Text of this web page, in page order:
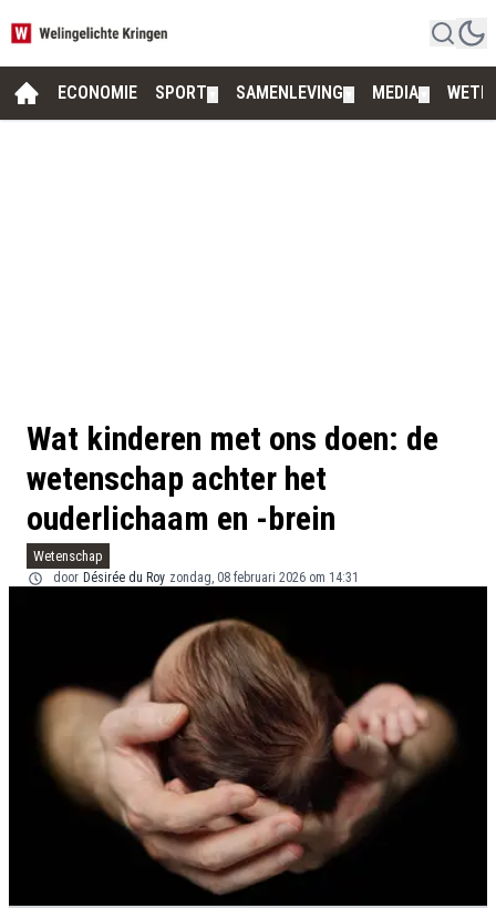
ECONOMIE SPORT SAMENLEVING MEDIA
Wat kinderen met ons doen: de
wetenschap achter het
ouderlichaam en -brein
Wetenschap
door Désirée du Roy zondag, 08 februari 2026 om 14:31